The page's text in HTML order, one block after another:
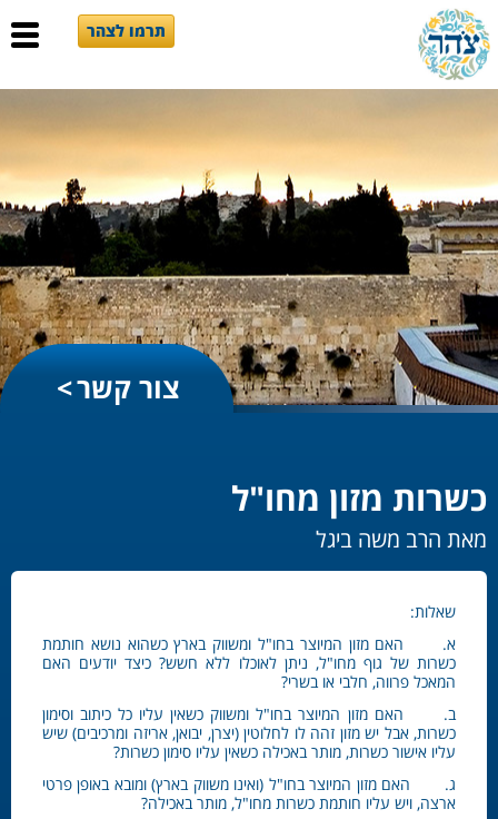
תרמו לצהר
צור קשר
כשרות מזון מחו"ל
מאת הרב משה ביגל
שאלות:
א. האם מזון המיוצר בחו"ל ומשווק בארץ כשהוא נושא חותמת
כשרות של גוף מחו"ל, ניתן לאוכלו ללא חשש? כיצד יודעים האם
המאכל פרווה, חלבי או בשרי?
ב. האם מזון המיוצר בחו"ל ומשווק כשאין עליו כל כיתוב וסימון
כשרות, אבל יש מזון זהה לו לחלוטין (יצרן, יבואן, אריזה ומרכיבים) שיש
עליו אישור כשרות, מותר באכילה כשאין עליו סימון כשרות?
ג. האם מזון המיוצר בחו"ל (ואינו משווק בארץ) ומובא באופן פרטי
ארצה, ויש עליו חותמת כשרות מחו"ל, מותר באכילה?